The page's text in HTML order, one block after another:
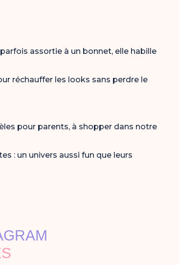
assortie à un bonnet, elle habille
réchauffer les looks sans perdre le
pour parents, à shopper dans notre
: un univers aussi fun que leurs